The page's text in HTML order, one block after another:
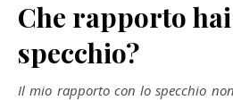
Che rapporto
specchio?
Il mio rapporto con lo specchio